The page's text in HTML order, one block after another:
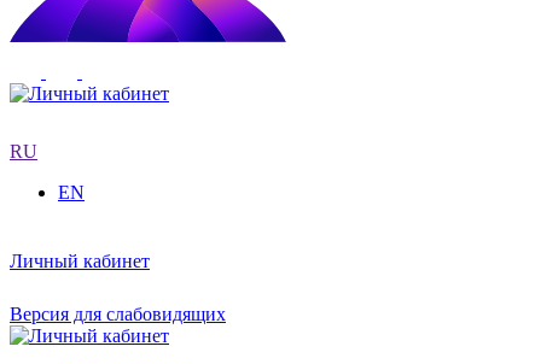
RU
EN
Личный кабинет
Версия для слабовидящих